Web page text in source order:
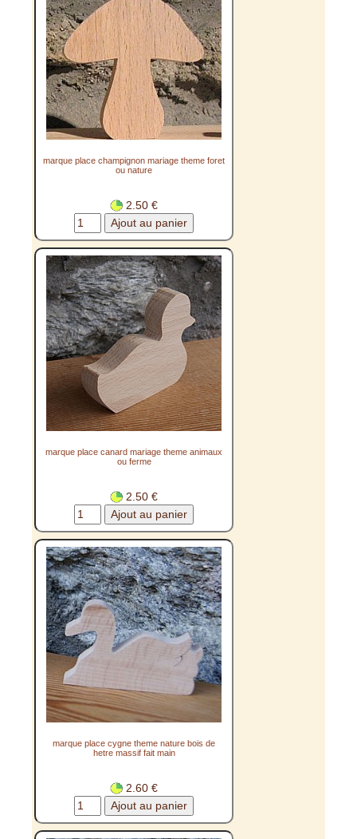
marque place champignon mariage theme foret
ou nature
2.50 €
marque place canard mariage theme animaux
ou ferme
2.50 €
marque place cygne theme nature bois de
hetre massif fait main
2.60 €